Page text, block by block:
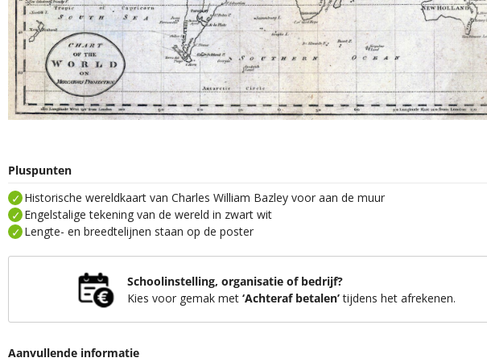
Pluspunten
Historische wereldkaart van Charles William Bazley voor aan de muur
Engelstalige tekening van de wereld in zwart wit
Lengte- en breedtelijnen staan op de poster
Schoolinstelling, organisatie of bedrijf?
Kies voor gemak met ‘Achteraf betalen’tijdens het afrekenen.
Aanvullende informatie